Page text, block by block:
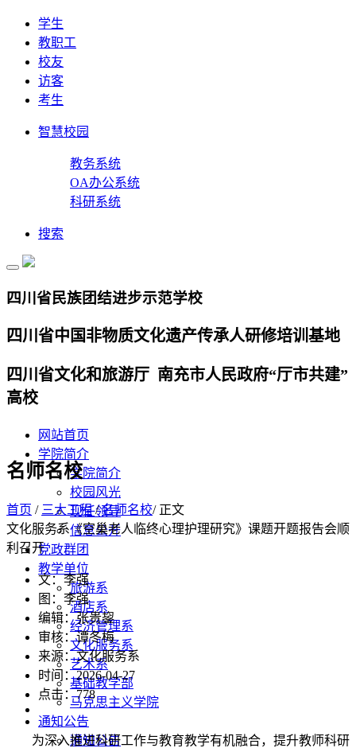
学生
教职工
校友
访客
考生
智慧校园
教务系统
OA办公系统
科研系统
搜索
四川省民族团结进步示范学校
四川省中国非物质文化遗产传承人研修培训基地
四川省文化和旅游厅 南充市人民政府“厅市共建”
高校
网站首页
学院简介
学院简介
校园风光
现任领导
信息公开
党政群团
教学单位
旅游系
酒店系
经济管理系
文化服务系
艺术系
基础教学部
马克思主义学院
通知公告
通知公告
名师名校
首页 / 三大工程/名师名校/ 正文
文化服务系《空巢老人临终心理护理研究》课题开题报告会顺
利召开
文：李强
图：李强
编辑：张贵鋆
审核：谭冬梅
来源：文化服务系
时间：2026-04-27
点击：778
为深入推进科研工作与教育教学有机融合，提升教师科研